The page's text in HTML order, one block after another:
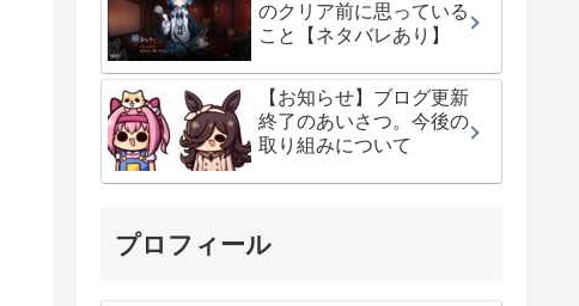
のクリア前に思っている
こと【ネタバレあり】
【お知らせ】ブログ更新
終了のあいさつ。今後の
取り組みについて
プロフィール